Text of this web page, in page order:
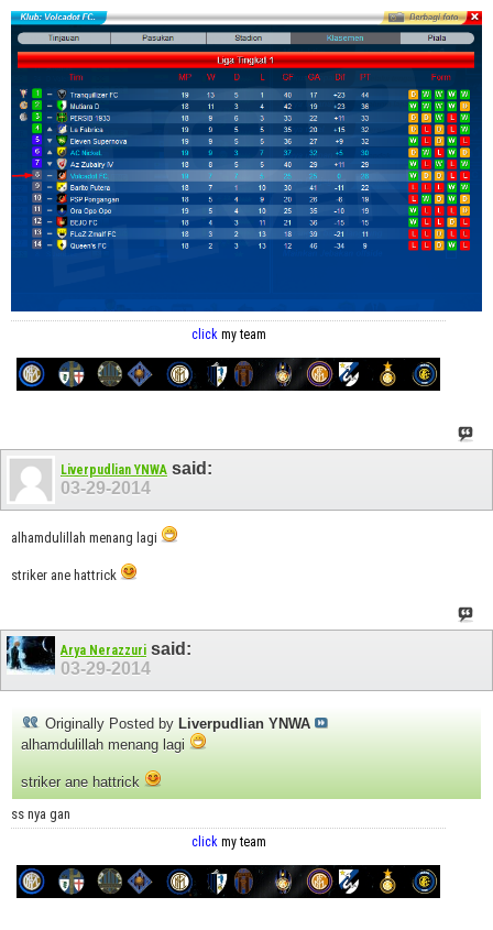
click my team
Liverpudlian YNWA said:
03-29-2014
alhamdulillah menang lagi
striker ane hattrick
Arya Nerazzuri said:
03-29-2014
Originally Posted by Liverpudlian YNWA
alhamdulillah menang lagi
striker ane hattrick
ss nya gan
click my team